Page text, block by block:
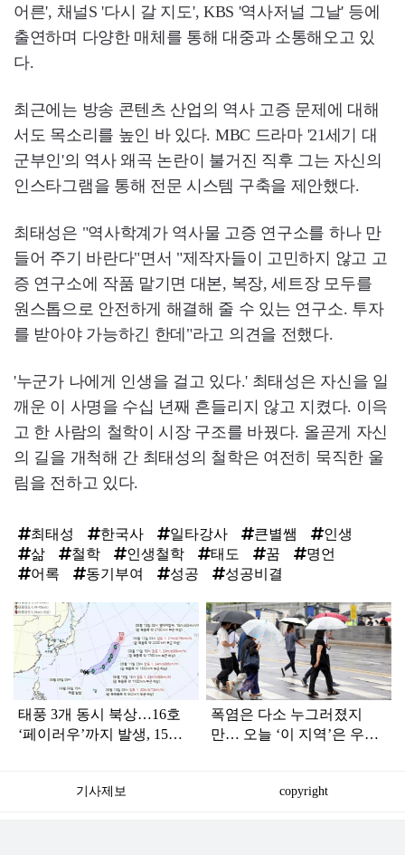
어른', 채널S '다시 갈 지도', KBS '역사저널 그날' 등에
출연하며 다양한 매체를 통해 대중과 소통해오고 있
다.
최근에는 방송 콘텐츠 산업의 역사 고증 문제에 대해
서도 목소리를 높인 바 있다. MBC 드라마 '21세기 대
군부인'의 역사 왜곡 논란이 불거진 직후 그는 자신의
인스타그램을 통해 전문 시스템 구축을 제안했다.
최태성은 "역사학계가 역사물 고증 연구소를 하나 만
들어 주기 바란다"면서 "제작자들이 고민하지 않고 고
증 연구소에 작품 맡기면 대본, 복장, 세트장 모두를
원스톱으로 안전하게 해결해 줄 수 있는 연구소. 투자
를 받아야 가능하긴 한데"라고 의견을 전했다.
'누군가 나에게 인생을 걸고 있다.' 최태성은 자신을 일
깨운 이 사명을 수십 년째 흔들리지 않고 지켰다. 이윽
고 한 사람의 철학이 시장 구조를 바꿨다. 올곧게 자신
의 길을 개척해 간 최태성의 철학은 여전히 묵직한 울
림을 전하고 있다.
최태성 한국사 일타강사 큰별쌤
인생
삶
철학 인생철학 태도 꿈
명언
어록
동기부여 성공 성공비결
탑
라
태풍 3개 동시 북상…16호
‘페이러우’까지 발생, 15호
폭염은 다소 누그러졌지
만… 오늘 ‘이 지역’은 우산
기사제보 copyright